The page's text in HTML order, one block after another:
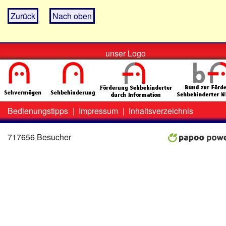
Zurück Nach oben
unser Logo
Zweit-
Menü
Bedienungstipps | Impressum | Inhaltsverzeichnis
717656 Besucher